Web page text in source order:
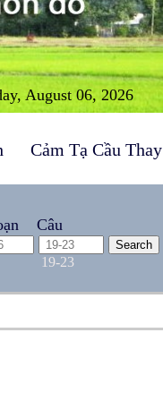
August 06, 2026
Câu
19-23
Cảm Tạ Cầu Thay